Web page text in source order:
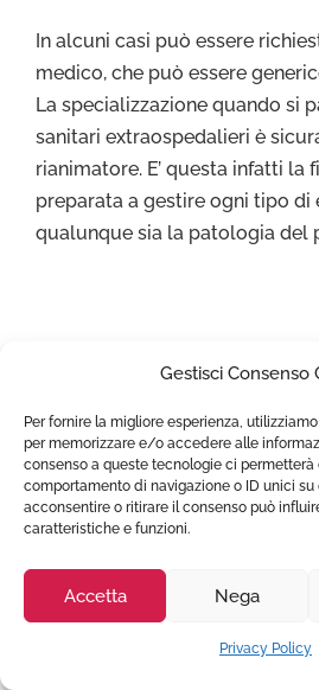
Gestisci Consenso
Per fornire la migliore esperienza,
per memorizzare e/o accedere alle
consenso a queste tecnologie ci
comportamento di navigazione o ID unici su
acconsentire o ritirare il consenso può
caratteristiche e funzioni.
Accetta Nega
Privacy Policy
In alcuni casi può essere
medico, che può essere
La specializzazione quando si
sanitari extraospedalieri è
rianimatore. E’ questa infatti la
preparata a gestire ogni tipo di
qualunque sia la patologia del
Ambulanza
Silentina ?
e professionalità l’intervento di
Privata Altavilla Silentina
.
o i nostri partner al